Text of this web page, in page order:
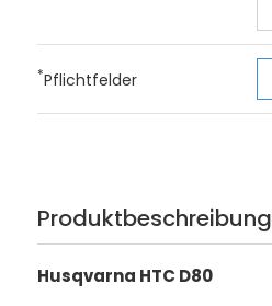
*Pflichtfelder
Produktbeschreibung
Husqvarna HTC D80